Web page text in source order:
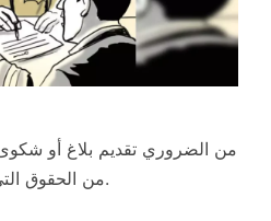
من الضروري تقديم بلاغ أو
من الحقوق التي أقرتها القوانين السعودية.